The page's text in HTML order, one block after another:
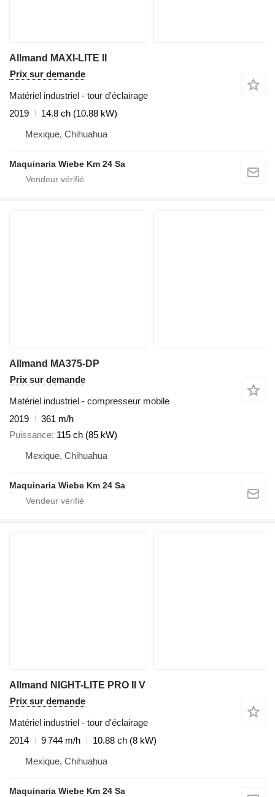
Allmand MAXI-LITE II
Prix sur demande
Matériel industriel - tour d'éclairage
2019
14.8 ch (10.88 kW)
Mexique, Chihuahua
Maquinaria Wiebe Km 24 Sa
Allmand MA375-DP
Prix sur demande
Matériel industriel - compresseur mobile
2019
361 m/h
Puissance 115 ch (85 kW)
Mexique, Chihuahua
Maquinaria Wiebe Km 24 Sa
Allmand NIGHT-LITE PRO II V
Prix sur demande
Matériel industriel - tour d'éclairage
2014
9 744 m/h
10.88 ch (8 kW)
Mexique, Chihuahua
Maquinaria Wiebe Km 24 Sa